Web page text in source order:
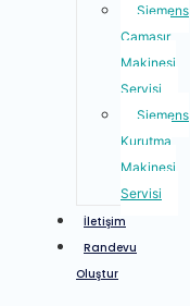
Siemens
Çamaşır
Makinesi
Servisi
Siemens
Kurutma
Makinesi
Servisi
İletişim
Randevu
Oluştur